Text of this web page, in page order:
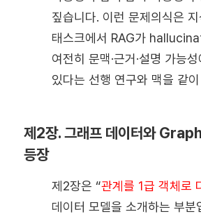
짚습니다. 이런 문제의식은
태스크에서 RAG가
여전히 문맥·근거·설명 가능
있다는 선행 연구와 맥을 같
제2장. 그래프 데이터와
등장
제2장은 “관계를 1급 객체로
데이터 모델을 소개하는 부분